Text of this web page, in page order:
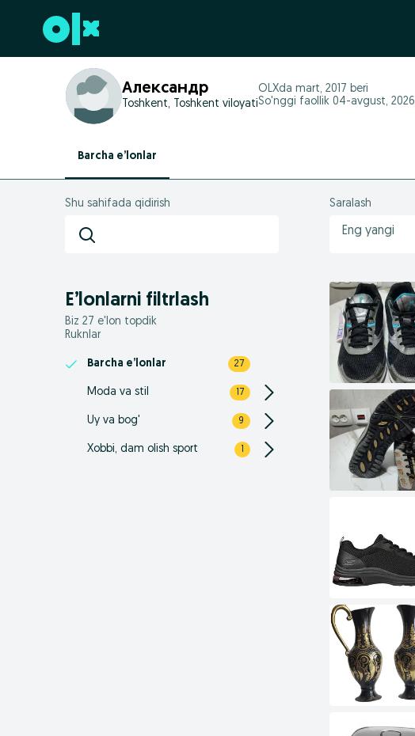
Futerga oʻtish
Александр
Toshkent, Toshkent viloyati
OLXda mart, 2017 beri
So'nggi faollik 04-avgust, 2026
Barcha e’lonlar
Shu sahifada qidirish
E’lonlarni filtrlash
Biz 27 e'lon topdik
Ruknlar
Barcha e’lonlar 27
Moda va stil 17
Uy va bog' 9
Xobbi, dam olish sport 1
Saralash
Eng yangi